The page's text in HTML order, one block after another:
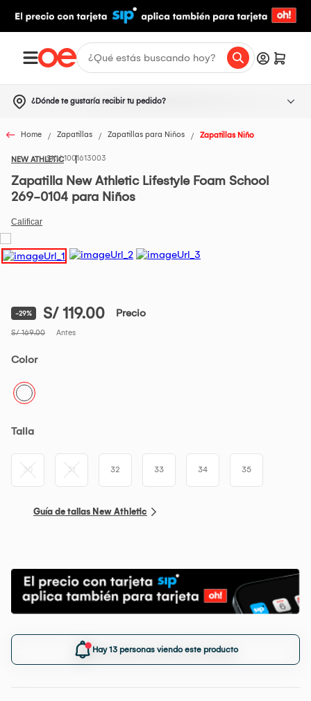
¿Dónde te gustaría recibir tu pedido?
Home Zapatillas Zapatillas para Niños Zapatillas Niño
NEW ATHLETIC1001613003
Zapatilla New Athletic Lifestyle Foam School
269-0104 para Niños
-29% S/ 119.00 Precio
S/ 169.00 Antes
Color
Talla
30 31 32 33 34 35
Guía de tallas New Athletic
Hay 13 personas viendo este producto